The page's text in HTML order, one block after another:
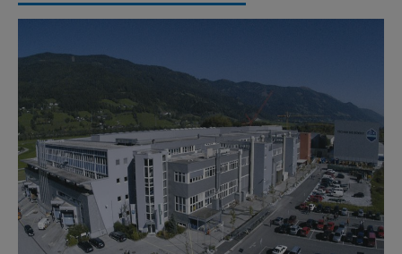
ROZWIĄZANIA W ZAKRESIE USŁUG
Usługi cyfrowe
Usługa produktowa